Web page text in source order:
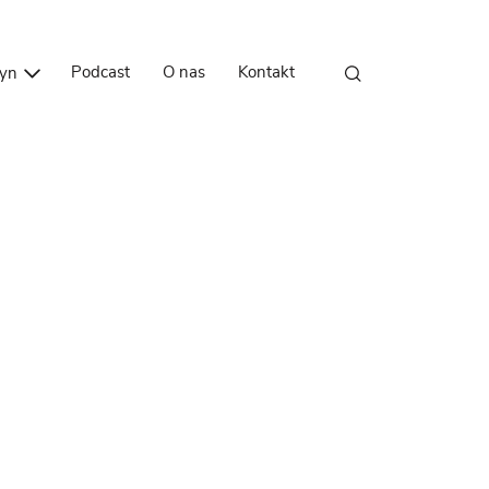
Podcast O nas Kontakt
Przejdź do treści